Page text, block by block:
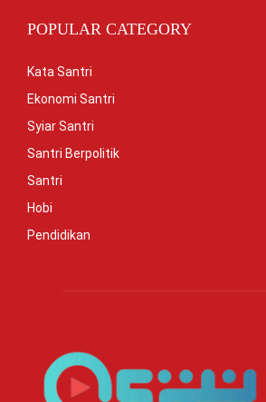
POPULAR CATEGORY
Kata Santri
Ekonomi Santri
Syiar Santri
Santri Berpolitik
Santri
Hobi
Pendidikan